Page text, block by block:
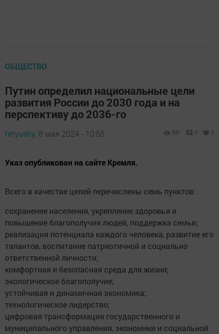
ОБЩЕСТВО
Путин определил национальные цели
развития России до 2030 года и на
перспективу до 2036-го
tetyushy, 8 мая 2024 - 10:55 581 0 0
Указ опубликован на сайте Кремля.
Всего в качестве целей перечислены семь пунктов:
сохранение населения, укрепление здоровья и
повышение благополучия людей, поддержка семьи;
реализация потенциала каждого человека, развитие его
талантов, воспитание патриотичной и социально
ответственной личности;
комфортная и безопасная среда для жизни;
экологическое благополучие;
устойчивая и динамичная экономика;
технологическое лидерство;
цифровая трансформация государственного и
муниципального управления, экономики и социальной